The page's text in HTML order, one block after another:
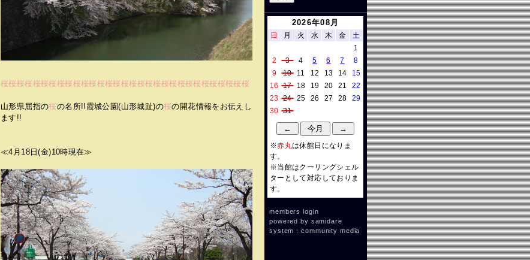
桜桜桜桜桜桜桜桜桜桜桜桜桜桜桜桜桜桜桜桜桜桜桜桜桜桜桜桜桜桜桜
山形県屈指の桜の名所!!霞城公園(山形城趾)の桜の開花情報をお伝えし
ます!!
≪4月18日(金)10時現在≫
2026年08月
日 月 火 水 木 金
土
1
2
3 4 5 6 7
8
9
10 11 12 13 14
15
16
17 18 19 20 21
22
23 24 25 26 27 28
29
30 31
※赤丸は休館日になりま
す。
※当館はクーリングシェル
ターとして対応しておりま
す。
members login
powered by samidare
system：community media